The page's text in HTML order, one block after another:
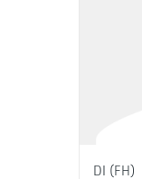
DI (FH)